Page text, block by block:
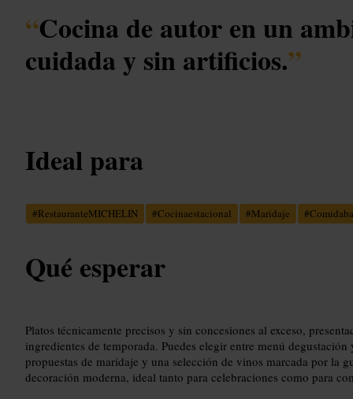
“Cocina de autor en un
cuidada y sin artificios.”
Ideal para
#RestauranteMICHELIN #Cocinaestacional #Maridaje #
Qué esperar
Platos técnicamente precisos y sin concesiones al exceso,
ingredientes de temporada. Puedes elegir entre menú degustación
propuestas de maridaje y una selección de vinos marcada por la
decoración moderna, ideal tanto para celebraciones como para